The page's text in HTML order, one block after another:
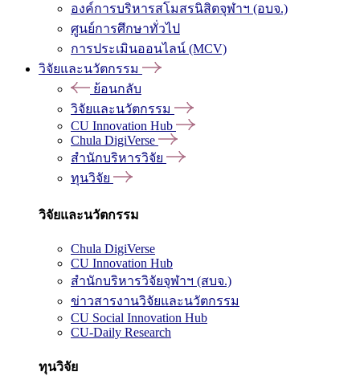
องค์การบริหารสโมสรนิสิตจุฬาฯ (อบจ.)
ศูนย์การศึกษาทั่วไป
การประเมินออนไลน์ (MCV)
วิจัยและนวัตกรรม
ย้อนกลับ
วิจัยและนวัตกรรม
CU Innovation Hub
Chula DigiVerse
สำนักบริหารวิจัย
ทุนวิจัย
วิจัยและนวัตกรรม
Chula DigiVerse
CU Innovation Hub
สำนักบริหารวิจัยจุฬาฯ (สบจ.)
ข่าวสารงานวิจัยและนวัตกรรม
CU Social Innovation Hub
CU-Daily Research
ทุนวิจัย